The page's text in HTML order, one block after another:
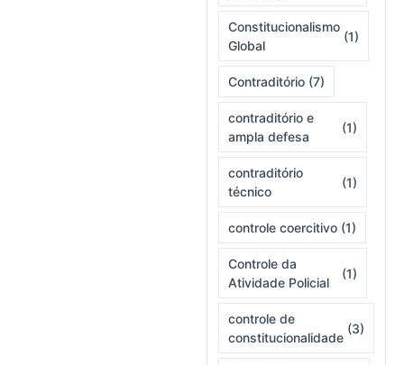
Constitucionalismo
Global
(1)
Contraditório (7)
contraditório e
ampla defesa
(1)
contraditório
técnico
(1)
controle coercitivo (1)
Controle da
Atividade Policial
(1)
controle de
constitucionalidade
(3)